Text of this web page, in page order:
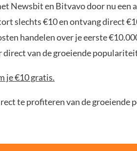
Newsbit en Bitvavo door nu een
slechts €10 en ontvang direct
handelen over je eerste
direct van de groeiende
je €10 gratis.
te profiteren van de groeiende